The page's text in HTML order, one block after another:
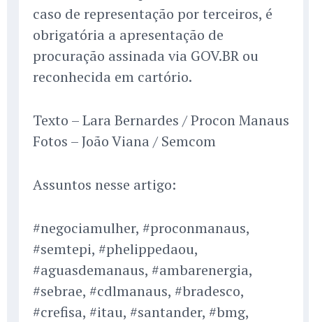
caso de representação por terceiros, é
obrigatória a apresentação de
procuração assinada via GOV.BR ou
reconhecida em cartório.
Texto – Lara Bernardes / Procon Manaus
Fotos – João Viana / Semcom
Assuntos nesse artigo:
#negociamulher, #proconmanaus,
#semtepi, #phelippedaou,
#aguasdemanaus, #ambarenergia,
#sebrae, #cdlmanaus, #bradesco,
#crefisa, #itau, #santander, #bmg,